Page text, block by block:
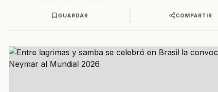
GUARDAR COMPARTIR